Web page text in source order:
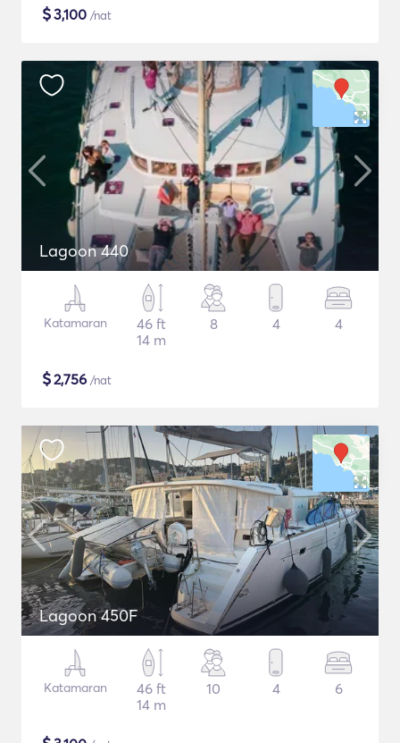
$3,100 /nat
Lagoon 440
Katamaran
46 ft
14 m
8 4 4
$2,756 /nat
Lagoon 450F
Katamaran
46 ft
14 m
10 4 6